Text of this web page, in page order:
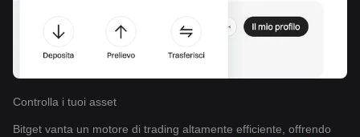
Controlla i tuoi asset
Bitget vanta un motore di trading altamente efficiente, offrendo